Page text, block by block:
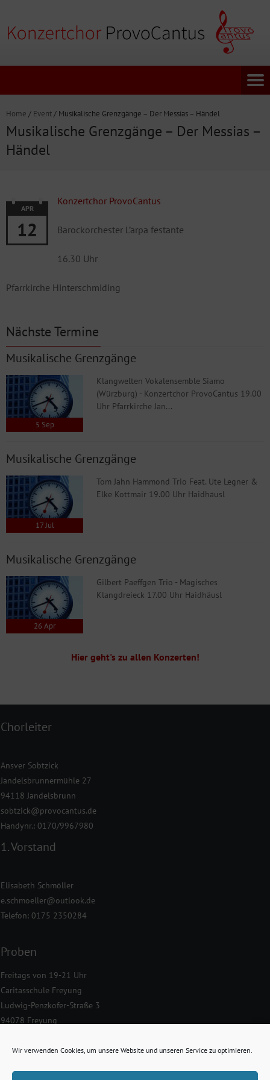
Wir verwenden Cookies, um unsere Website und unseren Service zu optimieren.
Home / Event/ Musikalische Grenzgänge – Der Messias – Händel
Musikalische Grenzgänge – Der Messias –
Händel
APR
12
Konzertchor ProvoCantus
Barockorchester L’arpa festante
16.30 Uhr
Pfarrkirche Hinterschmiding
Nächste Termine
Musikalische Grenzgänge
5 Sep
Klangwelten Vokalensemble Siamo
(Würzburg) - Konzertchor ProvoCantus 19.00
Uhr Pfarrkirche Jan...
Musikalische Grenzgänge
17Jul
Tom Jahn Hammond Trio Feat. Ute Legner &
Elke Kottmair 19.00 Uhr Haidhäusl
Musikalische Grenzgänge
26Apr
Gilbert Paeffgen Trio - Magisches
Klangdreieck 17.00 Uhr Haidhäusl
Hier geht's zu allen Konzerten!
Chorleiter
Ansver Sobtzick
Jandelsbrunnermühle 27
94118 Jandelsbrunn
sobtzick@provocantus.de
Handynr.: 0170/9967980
1. Vorstand
Elisabeth Schmöller
e.schmoeller@outlook.de
Telefon: 0175 2350284
Proben
Freitags von 19-21 Uhr
Caritasschule Freyung
Ludwig-Penzkofer-Straße 3
94078 Freyung
Datenschutz & Impressum
Datenschutzerklärung